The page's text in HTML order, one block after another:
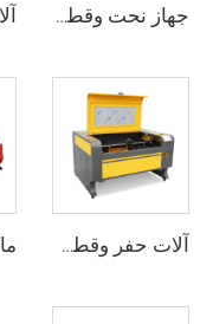
جهاز نحت وقطع بالليزر 9060
آلات حفر وقطع بالليزر 1080